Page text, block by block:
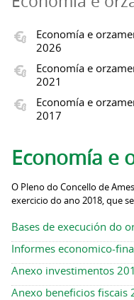
Economía e
2026
Economía e
2021
Economía e
2017
Economía e
O Pleno do Concello de
exercicio do ano 2018, que
Bases de execución do
Informes economico-
Anexo investimentos
Anexo beneficios fiscais